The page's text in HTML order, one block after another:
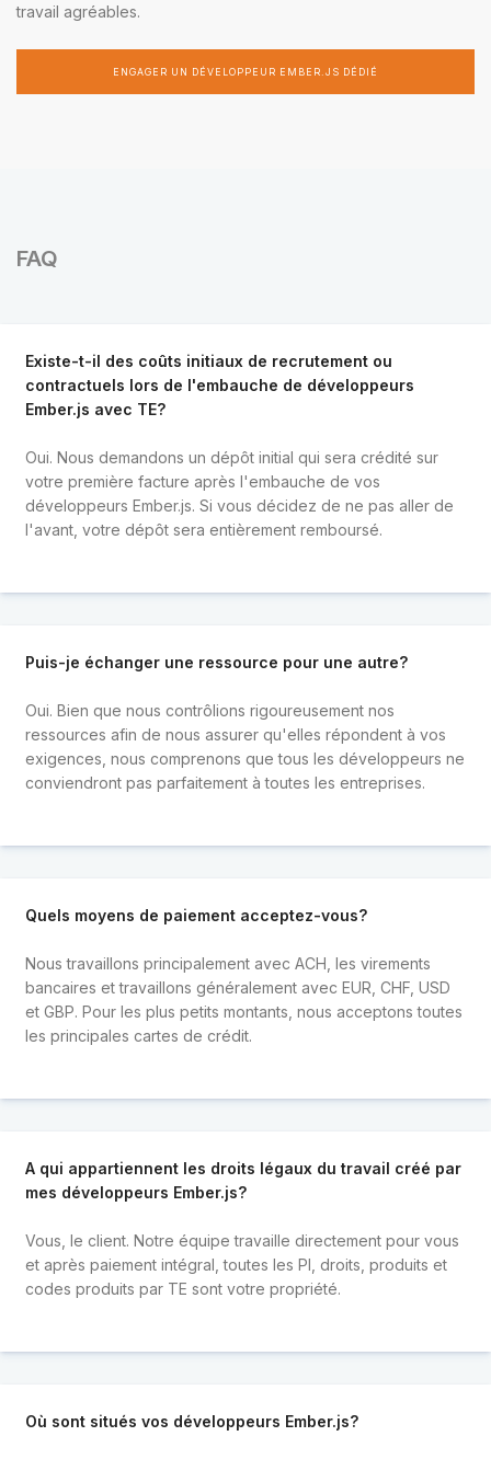
travail agréables.
ENGAGER UN DÉVELOPPEUR EMBER.JS DÉDIÉ
FAQ
Existe-t-il des coûts initiaux de recrutement ou
contractuels lors de l'embauche de développeurs
Ember.js avec TE?
Oui. Nous demandons un dépôt initial qui sera crédité sur
votre première facture après l'embauche de vos
développeurs Ember.js. Si vous décidez de ne pas aller de
l'avant, votre dépôt sera entièrement remboursé.
Puis-je échanger une ressource pour une autre?
Oui. Bien que nous contrôlions rigoureusement nos
ressources afin de nous assurer qu'elles répondent à vos
exigences, nous comprenons que tous les développeurs ne
conviendront pas parfaitement à toutes les entreprises.
Quels moyens de paiement acceptez-vous?
Nous travaillons principalement avec ACH, les virements
bancaires et travaillons généralement avec EUR, CHF, USD
et GBP. Pour les plus petits montants, nous acceptons toutes
les principales cartes de crédit.
A qui appartiennent les droits légaux du travail créé par
mes développeurs Ember.js?
Vous, le client. Notre équipe travaille directement pour vous
et après paiement intégral, toutes les PI, droits, produits et
codes produits par TE sont votre propriété.
Où sont situés vos développeurs Ember.js?